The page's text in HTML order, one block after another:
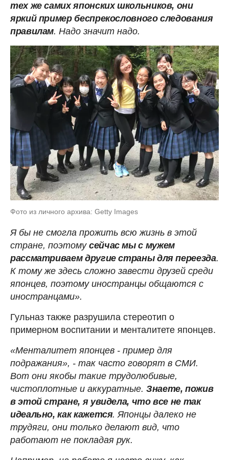
тех же самих японских школьников, они
яркий пример беспрекословного следования
правилам. Надо значит надо.
Фото из личного архива: Getty Images
Я бы не смогла прожить всю жизнь в этой
стране, поэтому сейчас мы с мужем
рассматриваем другие страны для переезда.
К тому же здесь сложно завести друзей среди
японцев, поэтому иностранцы общаются с
иностранцами».
Гульназ также разрушила стереотип о
примерном воспитании и менталитете японцев.
«Менталитет японцев - пример для
подражания», - так часто говорят в СМИ.
Вот они якобы такие трудолюбивые,
чистоплотные и аккуратные. Знаете, пожив
в этой стране, я увидела, что все не так
идеально, как кажется. Японцы далеко не
трудяги, они только делают вид, что
работают не покладая рук.